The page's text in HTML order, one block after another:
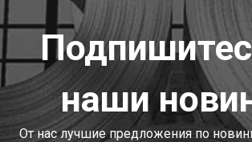
наши
От нас лучшие предложения по